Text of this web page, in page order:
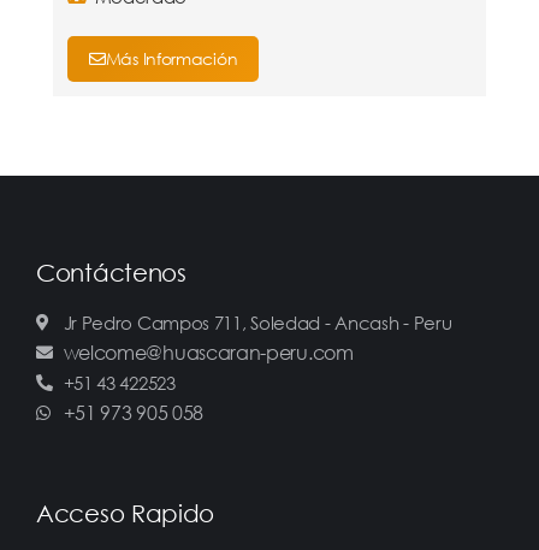
Más Información
Contáctenos
Jr Pedro Campos 711, Soledad - Ancash - Peru
welcome@huascaran-peru.com
+51 43 422523
+51 973 905 058
Acceso Rapido